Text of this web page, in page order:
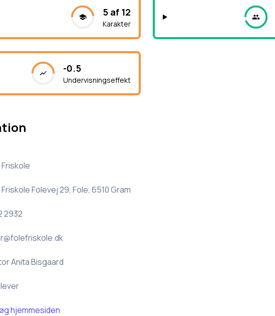
5 af 12
Karakter
-0.5
Undervisningseffekt
Folevej 29, Fole, 6510 Gram
2932
Anita Bisgaard
hjemmesiden